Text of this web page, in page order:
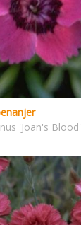
'Joan's Blood'